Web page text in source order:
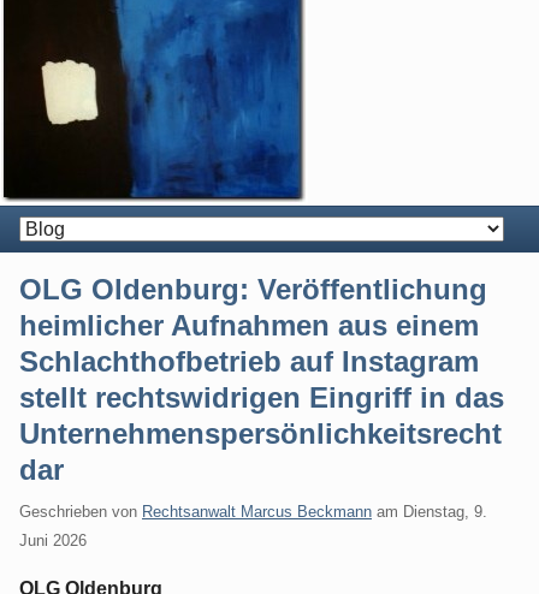
OLG Oldenburg: Veröffentlichung
heimlicher Aufnahmen aus einem
Schlachthofbetrieb auf Instagram
stellt rechtswidrigen Eingriff in das
Unternehmenspersönlichkeitsrecht
dar
Geschrieben von Rechtsanwalt Marcus Beckmann am Dienstag, 9.
Juni 2026
OLG Oldenburg